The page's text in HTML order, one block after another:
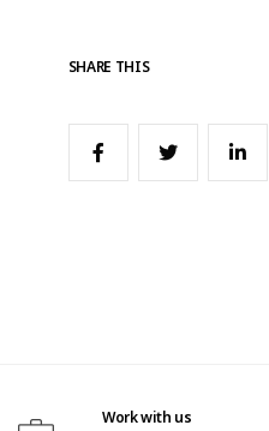
SHARE THIS
Work with us